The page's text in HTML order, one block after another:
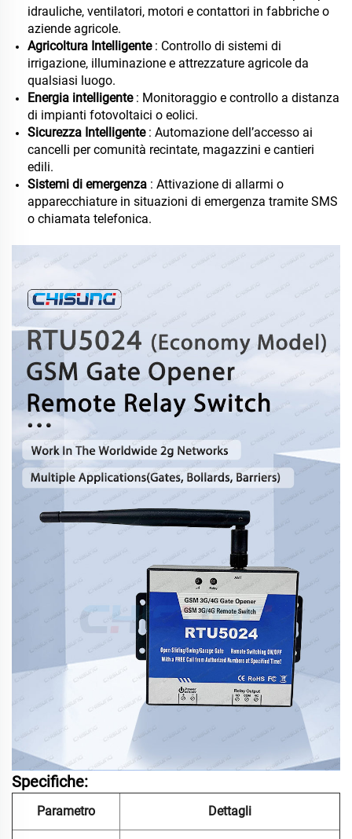
idrauliche, ventilatori, motori e contattori in fabbriche o
aziende agricole.
Agricoltura Intelligente : Controllo di sistemi di
irrigazione, illuminazione e attrezzature agricole da
qualsiasi luogo.
Energia intelligente : Monitoraggio e controllo a distanza
di impianti fotovoltaici o eolici.
Sicurezza Intelligente : Automazione dell’accesso ai
cancelli per comunità recintate, magazzini e cantieri
edili.
Sistemi di emergenza : Attivazione di allarmi o
apparecchiature in situazioni di emergenza tramite SMS
o chiamata telefonica.
Specifiche:
Parametro Dettagli